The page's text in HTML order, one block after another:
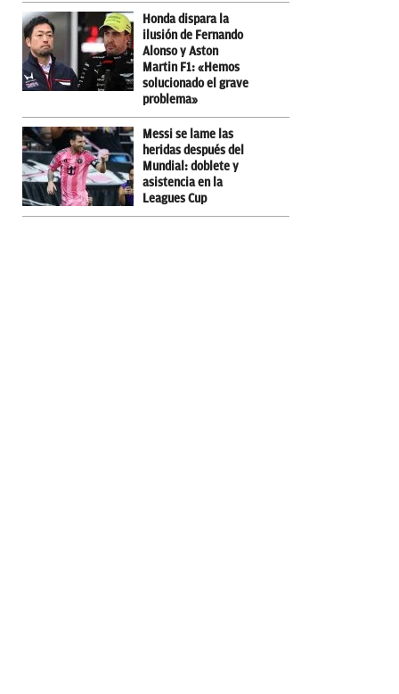
Honda dispara la
ilusión de Fernando
Alonso y Aston
Martin F1: «Hemos
solucionado el grave
problema»
Messi se lame las
heridas después del
Mundial: doblete y
asistencia en la
Leagues Cup